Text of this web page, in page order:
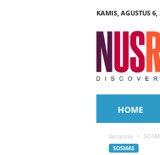
KAMIS, AGUSTUS 6,
a
HOME
Beranda
SOSMAS